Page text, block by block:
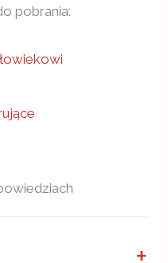
pobrania: